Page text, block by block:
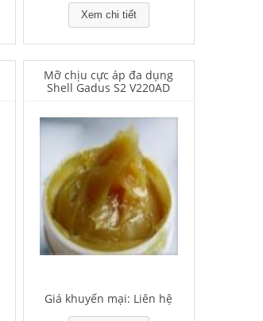
Xem chi tiết
Mỡ chịu cực áp đa dụng
Shell Gadus S2 V220AD
Giá khuyến mại: Liên hệ